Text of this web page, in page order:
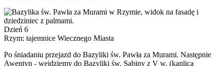
Dzień 6
Rzym: tajemnice Wiecznego Miasta
Po śniadaniu przejazd do Bazyliki św. Pawła za Murami. Następnie
Awentyn - wejdziemy do Bazyliki św. Sabiny z V w. (kaplica